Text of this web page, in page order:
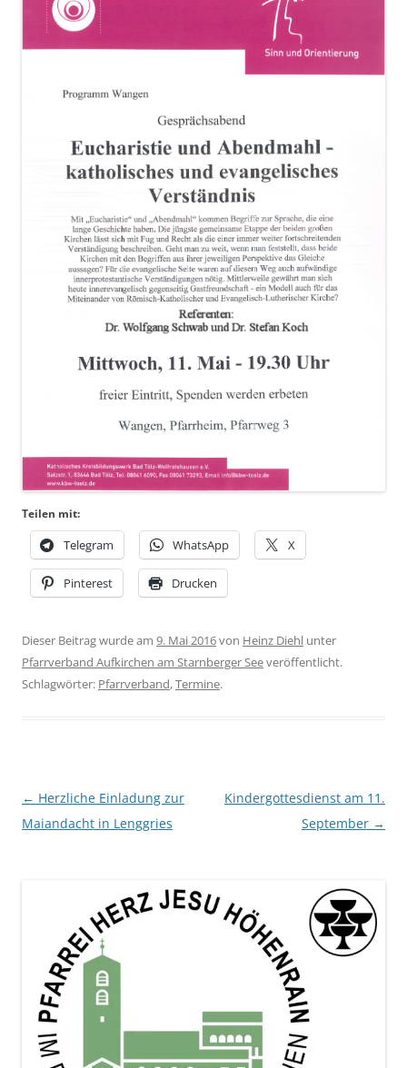
Teilen mit:
Telegram WhatsApp X
Pinterest Drucken
Dieser Beitrag wurde am 9. Mai 2016von Heinz Diehl unter
Pfarrverband Aufkirchen am Starnberger Seeveröffentlicht.
Schlagwörter: Pfarrverband,Termine.
Beitragsnavigation
← Herzliche Einladung zur
Maiandacht in Lenggries
Kindergottesdienst am 11.
September →